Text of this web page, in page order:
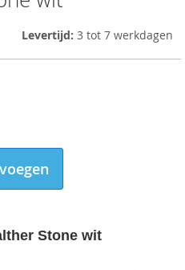
Levertijd: 3 tot 7 werkdagen
Stone wit